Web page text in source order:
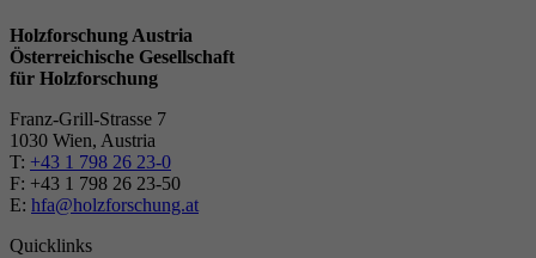
Holzforschung Austria
Österreichische Gesellschaft
für Holzforschung
Franz-Grill-Strasse 7
1030 Wien, Austria
T: +43 1 798 26 23-0
​​F: +43 1 798 26 23-50
E: hfa@holzforschung.at
Quicklinks